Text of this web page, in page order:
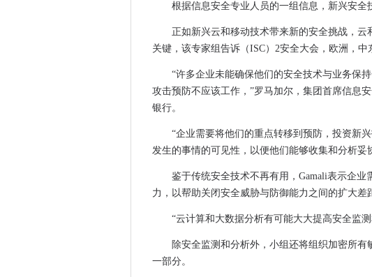
移动创新转向智能手机服务
没有挑选茎的学生是“切割自己”
SHA-1可能在年份出来之前破坏
Netflix现在100％全遍在AWS云上
伦敦市长推出了数字技能的技术基金
微软和Red Hat联手帮助轻松进入混合云的企业
人力资源技术领导芬兰云
MWC16：欧洲委员会表示，垂直方法至5克至关
政府推出GDS咨询委员会
在BT的OpenReach缓刑之后，英国宽带推出
根据信息安全专业人员的一组信息，新兴安全
正如新兴云和移动技术带来新的安全挑战，
关键，该专家组告诉（ISC）2安全大会，欧洲，中
“许多企业未能确保他们的安全技术与业务保
攻击预防不应该工作，”罗马加尔，集团首席信息
银行。
“企业需要将他们的重点转移到预防，投资新
发生的事情的可见性，以便他们能够收集和分析妥
鉴于传统安全技术不再有用，Gamali表示企
力，以帮助关闭安全威胁与防御能力之间的扩大差
“云计算和大数据分析有可能大大提高安全监测
除安全监测和分析外，小组还将组织加密所
一部分。